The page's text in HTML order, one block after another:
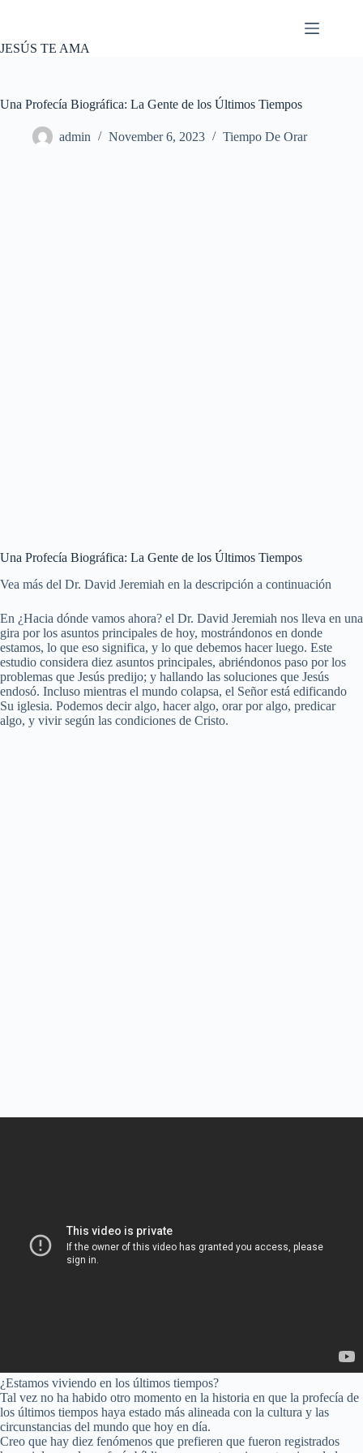
JESÚS TE AMA
Una Profecía Biográfica: La Gente de los Últimos Tiempos
admin November 6, 2023 Tiempo De Orar
Una Profecía Biográfica: La Gente de los Últimos Tiempos
Vea más del Dr. David Jeremiah en la descripción a continuación
En ¿Hacia dónde vamos ahora? el Dr. David Jeremiah nos lleva en una
gira por los asuntos principales de hoy, mostrándonos en donde
estamos, lo que eso significa, y lo que debemos hacer luego. Este
estudio considera diez asuntos principales, abriéndonos paso por los
problemas que Jesús predijo; y hallando las soluciones que Jesús
endosó. Incluso mientras el mundo colapsa, el Señor está edificando
Su iglesia. Podemos decir algo, hacer algo, orar por algo, predicar
algo, y vivir según las condiciones de Cristo.
¿Estamos viviendo en los últimos tiempos?
Tal vez no ha habido otro momento en la historia en que la profecía de
los últimos tiempos haya estado más alineada con la cultura y las
circunstancias del mundo que hoy en día.
Creo que hay diez fenómenos que prefieren que fueron registrados